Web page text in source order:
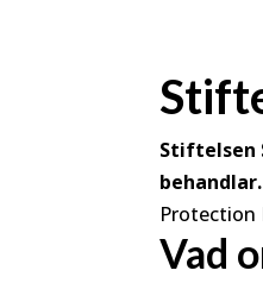
Stiftelsen
behandlar.
Protection
Vad